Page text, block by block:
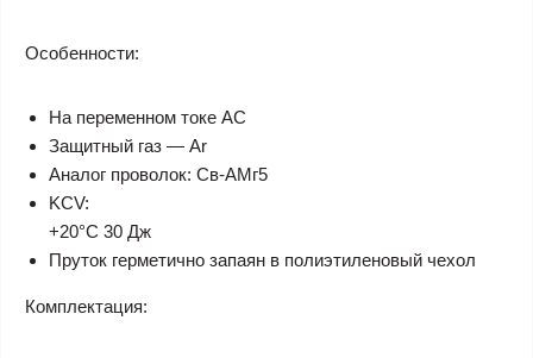
Особенности:
На переменном токе AC
Защитный газ — Ar
Аналог проволок: Св-АМг5
KCV:
+20°С 30 Дж
Пруток герметично запаян в полиэтиленовый чехол
Комплектация: